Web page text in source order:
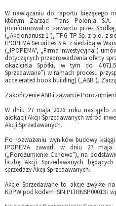
W nawiązaniu do raportu bieżącego
którym Zarząd Trans Polonia S.A.
poinformował o zawarciu przez
(„Akcjonariusz 1"), TPG TP Sp. z o.o. z
IPOPEMA Securities S.A. z siedzibą w
(„IPOPEMA", „Firma Inwestycyjna")
dotyczących przeprowadzenia oferty
okaziciela Spółki, w tym do
Sprzedawane”) w ramach procesu
accelerated book building) („ABB"),
Zakończenie ABB i zawarcie
W dniu 27 maja 2026 roku nastąpiło
alokacji Akcji Sprzedawanych wśród
Akcji Sprzedawanych.
Po rozważeniu wyników budowy
IPOPEMA zawarli w dniu 27 maja
(„Porozumienie Cenowe”), na
liczbę Akcji Sprzedawanych
sprzedaży Akcji Sprzedawanych.
Akcje Sprzedawane to akcje zwykłe
KDPW pod kodem ISIN PLTRNSP00013